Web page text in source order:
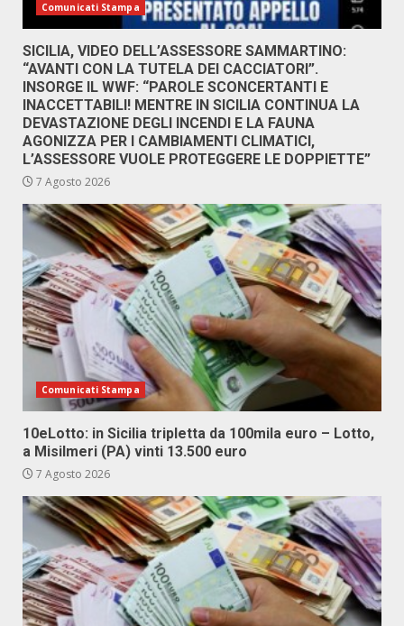
Comunicati Stampa
SICILIA, VIDEO DELL’ASSESSORE SAMMARTINO:
“AVANTI CON LA TUTELA DEI CACCIATORI”.
INSORGE IL WWF: “PAROLE SCONCERTANTI E
INACCETTABILI! MENTRE IN SICILIA CONTINUA LA
DEVASTAZIONE DEGLI INCENDI E LA FAUNA
AGONIZZA PER I CAMBIAMENTI CLIMATICI,
L’ASSESSORE VUOLE PROTEGGERE LE DOPPIETTE”
7 Agosto 2026
Comunicati Stampa
10eLotto: in Sicilia tripletta da 100mila euro – Lotto,
a Misilmeri (PA) vinti 13.500 euro
7 Agosto 2026